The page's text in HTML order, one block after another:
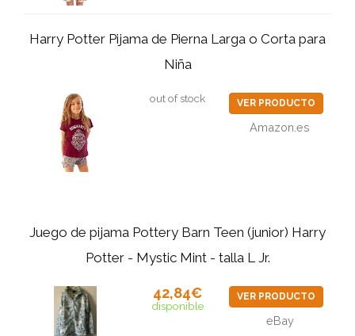
Harry Potter Pijama de Pierna Larga o Corta para
Niña
out of stock VER PRODUCTO
Amazon.es
Juego de pijama Pottery Barn Teen (junior) Harry
Potter - Mystic Mint - talla L Jr.
42,84€
disponible
VER PRODUCTO
eBay